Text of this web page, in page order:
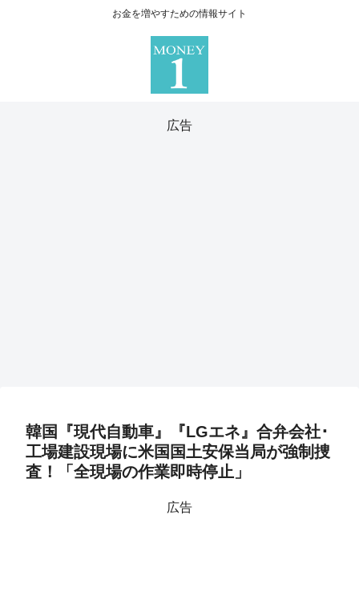
お金を増やすための情報サイト
広告
韓国『現代自動車』『LGエネ』合弁会社･
工場建設現場に米国国土安保当局が強制捜
査！「全現場の作業即時停止」
広告